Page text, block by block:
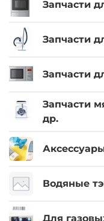
Запчасти
Запчасти
Запчасти
Запчасти
др.
Водяные
Для